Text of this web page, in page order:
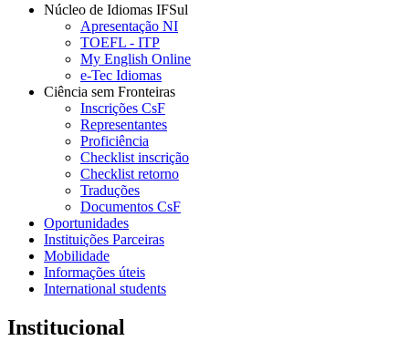
Núcleo de Idiomas IFSul
Apresentação NI
TOEFL - ITP
My English Online
e-Tec Idiomas
Ciência sem Fronteiras
Inscrições CsF
Representantes
Proficiência
Checklist inscrição
Checklist retorno
Traduções
Documentos CsF
Oportunidades
Instituições Parceiras
Mobilidade
Informações úteis
International students
Institucional